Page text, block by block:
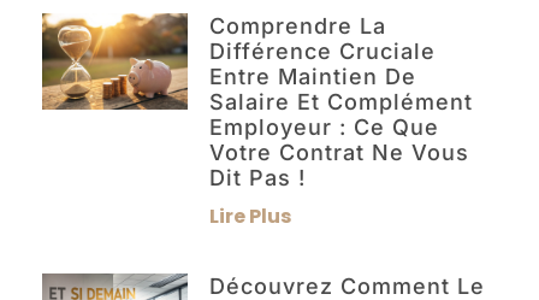
Comprendre La
Différence Cruciale
Entre Maintien De
Salaire Et Complément
Employeur : Ce Que
Votre Contrat Ne Vous
Dit Pas !
Lire Plus
Découvrez Comment Le